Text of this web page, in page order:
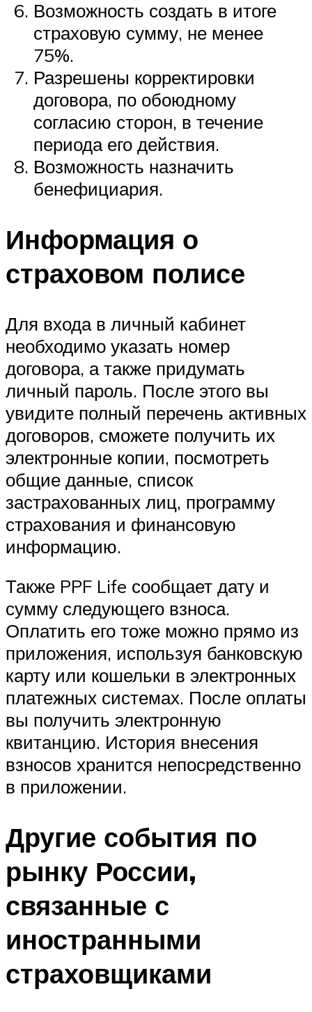
Возможность создать в итоге
страховую сумму, не менее
75%.
Разрешены корректировки
договора, по обоюдному
согласию сторон, в течение
периода его действия.
Возможность назначить
бенефициария.
Информация о
страховом полисе
Для входа в личный кабинет
необходимо указать номер
договора, а также придумать
личный пароль. После этого вы
увидите полный перечень активных
договоров, сможете получить их
электронные копии, посмотреть
общие данные, список
застрахованных лиц, программу
страхования и финансовую
информацию.
Также PPF Life сообщает дату и
сумму следующего взноса.
Оплатить его тоже можно прямо из
приложения, используя банковскую
карту или кошельки в электронных
платежных системах. После оплаты
вы получить электронную
квитанцию. История внесения
взносов хранится непосредственно
в приложении.
Другие события по
рынку России,
связанные с
иностранными
страховщиками